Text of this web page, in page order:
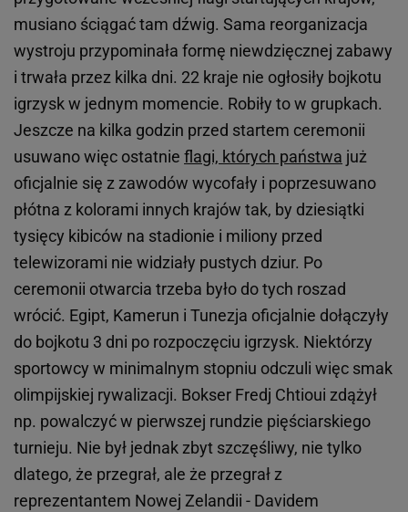
musiano ściągać tam dźwig. Sama reorganizacja
wystroju przypominała formę niewdzięcznej zabawy
i trwała przez kilka dni. 22 kraje nie ogłosiły bojkotu
igrzysk w jednym momencie. Robiły to w grupkach.
Jeszcze na kilka godzin przed startem ceremonii
usuwano więc ostatnie flagi, których państwa już
oficjalnie się z zawodów wycofały i poprzesuwano
płótna z kolorami innych krajów tak, by dziesiątki
tysięcy kibiców na stadionie i miliony przed
telewizorami nie widziały pustych dziur. Po
ceremonii otwarcia trzeba było do tych roszad
wrócić. Egipt, Kamerun i Tunezja oficjalnie dołączyły
do bojkotu 3 dni po rozpoczęciu igrzysk. Niektórzy
sportowcy w minimalnym stopniu odczuli więc smak
olimpijskiej rywalizacji. Bokser Fredj Chtioui zdążył
np. powalczyć w pierwszej rundzie pięściarskiego
turnieju. Nie był jednak zbyt szczęśliwy, nie tylko
dlatego, że przegrał, ale że przegrał z
reprezentantem Nowej Zelandii - Davidem